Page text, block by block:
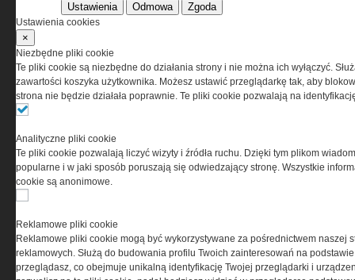
Korzystanie z portalu jest równoznaczne
przez Grupa MEDIUM Spółka z ograniczoną
odpowiedzialnością Spółka komandytowa, nr KRS:
0000537655, NIP 1132860378, REGON 146393437
(zwana dalej Grupa MEDIUM) w postaci Regulaminu.
Ta witryna wykorzystuje pliki cookies do przechowywania
informacji na Twoim komputerze. Pliki cookies stosujemy
w celu świadczenia usług na najwyższym poziomie,
Ustawienia Odmowa Zgoda
Ustawienia cookies
×
Niezbędne pliki cookie
Te pliki cookie są niezbędne do działania strony i nie można ich wyłączyć.
zawartości koszyka użytkownika. Możesz ustawić przeglądarkę tak, aby
strona nie będzie działała poprawnie. Te pliki cookie pozwalają na
Analityczne pliki cookie
Te pliki cookie pozwalają liczyć wizyty i źródła ruchu. Dzięki tym plikom
popularne i w jaki sposób poruszają się odwiedzający stronę. Wszystkie
cookie są anonimowe.
Reklamowe pliki cookie
Reklamowe pliki cookie mogą być wykorzystywane za pośrednictwem naszej
reklamowych. Służą do budowania profilu Twoich zainteresowań na
przeglądasz, co obejmuje unikalną identyfikację Twojej przeglądarki i